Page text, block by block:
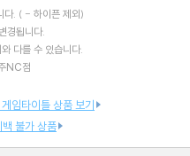
다. ( - 하이픈 제외)
경됩니다.
다를 수 있습니다.
NC점
임타이틀 상품 보기
백 불가 상품